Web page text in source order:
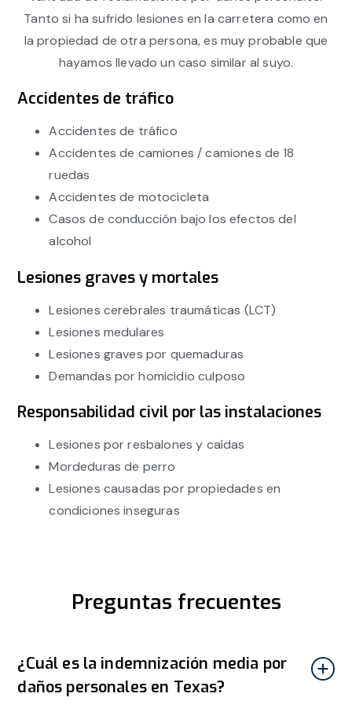
Tanto si ha sufrido lesiones en la carretera como en
la propiedad de otra persona, es muy probable que
hayamos llevado un caso similar al suyo.
Accidentes de tráfico
Accidentes de tráfico
Accidentes de camiones / camiones de 18
ruedas
Accidentes de motocicleta
Casos de conducción bajo los efectos del
alcohol
Lesiones graves y mortales
Lesiones cerebrales traumáticas (LCT)
Lesiones medulares
Lesiones graves por quemaduras
Demandas por homicidio culposo
Responsabilidad civil por las instalaciones
Lesiones por resbalones y caídas
Mordeduras de perro
Lesiones causadas por propiedades en
condiciones inseguras
Preguntas frecuentes
¿Cuál es la indemnización media por
daños personales en Texas?